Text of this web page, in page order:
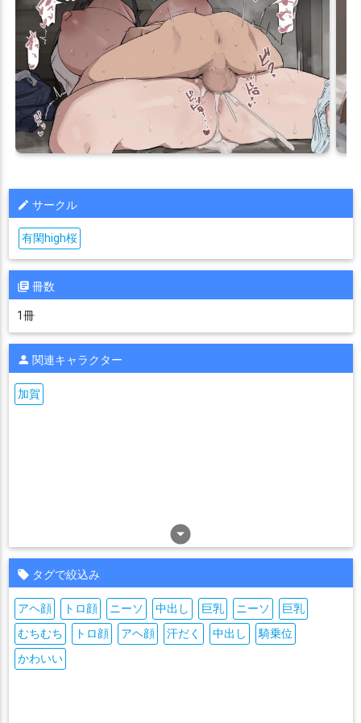
サークル
有閑high桜
冊数
1冊
関連キャラクター
arrow_drop_down_circle
加賀
タグで絞込み
アヘ顔 トロ顔 ニーソ 中出し 巨乳 ニーソ
巨乳
むちむち
トロ顔 アヘ顔 汗だく 中出し
騎乗位
かわいい